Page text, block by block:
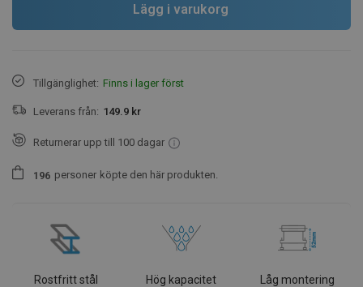
Lägg i varukorg
Tillgänglighet: Finns i lager först
Leverans från: 149.9 kr
Returnerar upp till 100 dagar
1 96 personer köpte den här produkten.
Rostfritt stål Hög kapacitet Låg montering